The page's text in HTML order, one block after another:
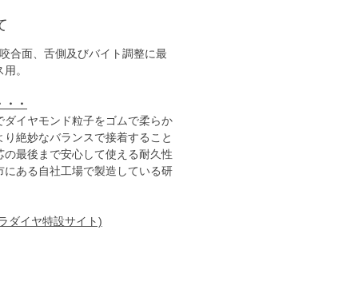
合面、舌側及びバイト調整に最
。
・
ダイヤモンド粒子をゴムで柔らか
り絶妙なバランスで接着すること
の最後まで安心して使える耐久性
にある自社工場で製造している研
ダイヤ特設サイト)